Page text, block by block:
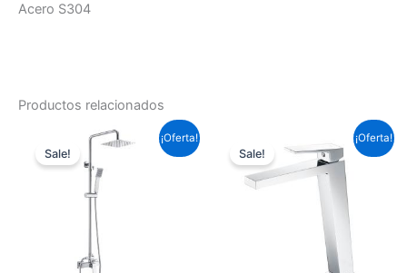
Acero S304
Productos relacionados
¡Oferta!
Sale!
El
precio
original
era:
193,60 €.
precio
¡Oferta!
Sale!
precio
original
era:
143,99 €.
precio
actual
es:
106,59 €.